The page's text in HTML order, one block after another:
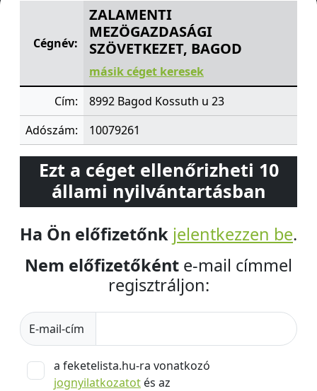
ZALAMENTI MEZÖGAZDASÁGI SZÖVETKEZET, BAGOD
Cégnév:
ZALAMENTI
MEZÖGAZDASÁGI
SZÖVETKEZET, BAGOD
másik céget keresek
Cím:
8992 Bagod Kossuth u 23
Adószám:
10079261
Ezt a céget ellenőrizheti 10
állami nyilvántartásban
Ha Ön előfizetőnk jelentkezzen be.
Nem előfizetőként e-mail címmel
regisztráljon:
E-mail-cím
a feketelista.hu-ra vonatkozó
jognyilatkozatot és az